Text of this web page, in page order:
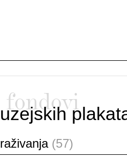
fondovi
(57)